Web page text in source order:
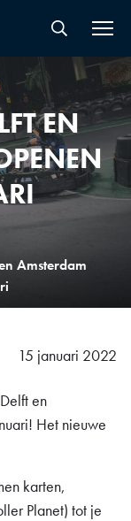
EN
Amsterdam
15 januari 2022
en
Het nieuwe
karten,
Planet) tot je